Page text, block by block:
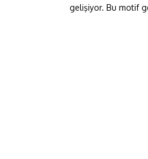
gelişiyor. Bu motif